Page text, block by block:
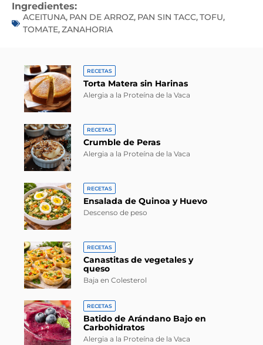
Ingredientes:
ACEITUNA, PAN DE ARROZ, PAN SIN TACC,TOFU,
TOMATE,ZANAHORIA
RECETAS
Torta Matera sin Harinas
Alergia a la Proteína de la Vaca
RECETAS
Crumble de Peras
Alergia a la Proteína de la Vaca
RECETAS
Ensalada de Quinoa y Huevo
Descenso de peso
RECETAS
Canastitas de vegetales y
queso
Baja en Colesterol
RECETAS
Batido de Arándano Bajo en
Carbohidratos
Alergia a la Proteína de la Vaca